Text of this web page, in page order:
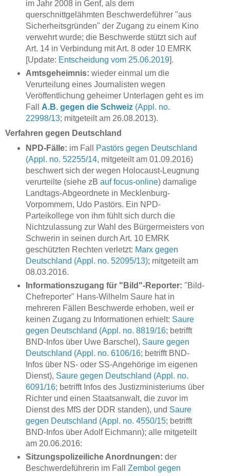
im Jahr 2008 in Genf, als dem
querschnittgelähmten Beschwerdeführer "aus
Sicherheitsgründen" der Zugang zu einem Kino
verwehrt wurde; die Beschwerde stützt sich auf
Art. 14 in Verbindung mit Art. 8 oder 10 EMRK
[Update: Entscheidung vom 25.06.2019].
Amtsgeheimnis: wieder einmal um die
Verurteilung eines Journalisten wegen
Veröffentlichung geheimer Unterlagen geht es im
Fall A.B. gegen die Schweiz(Appl. no.
22998/13; mitgeteilt am 26.08.2013).
Verfahren gegen Deutschland
NPD-Fälle: im Fall
Pastörs gegen Deutschland
(Appl. no. 52255/14, mitgeteilt am 01.09.2016)
beschwert sich der wegen Holocaust-Leugnung
verurteilte (siehe zB auf focus-online) damalige
Landtags-Abgeordnete in Mecklenburg-
Vorpommern, Udo Pastörs. Ein NPD-
Parteikollege von ihm fühlt sich durch die
Nichtzulassung zur Wahl des Bürgermeisters von
Schwerin in seinen durch Art. 10 EMRK
geschützten Rechten verletzt: Marx gegen
Deutschland (Appl. no. 52095/13); mitgeteilt am
08.03.2016.
Informationszugang für "Bild"-Reporter: "Bild-
Chefreporter" Hans-Wilhelm Saure hat in
mehreren Fällen Beschwerde erhoben, weil er
keinen Zugang zu Informationen erhielt: Saure
gegen Deutschland (Appl. no. 8819/16; betrifft
BND-Infos über Uwe Barschel), Saure gegen
Deutschland (Appl. no. 6106/16; betrifft BND-
Infos über NS- oder SS-Angehörige im eigenen
Dienst), Saure gegen Deutschland (Appl. no.
6091/16; betrifft Infos des Justizministeriums über
Richter und einen Staatsanwalt, die zuvor im
Dienst des MfS der DDR standen), und Saure
gegen Deutschland (Appl. no. 4550/15; betrifft
BND-Infos über Adolf Eichmann); alle mitgeteilt
am 20.06.2016:
Sitzungspolizeiliche Anordnungen: der
Beschwerdeführerin im Fall Zembol gegen